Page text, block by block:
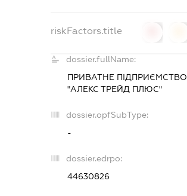
riskFactors.title
dossier.fullName:
ПРИВАТНЕ ПІДПРИЄМСТВО
"АЛЕКС ТРЕЙД ПЛЮС"
dossier.opfSubType:
-
dossier.edrpo:
44630826